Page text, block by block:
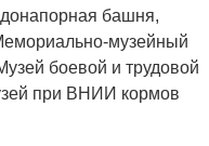
башня,
музейный
боевой и трудовой
при ВНИИ кормов